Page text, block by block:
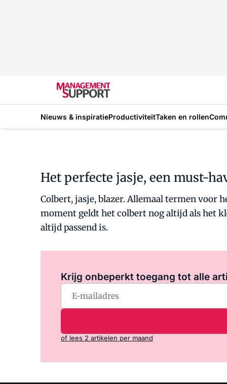
Nieuws & inspiratieProductiviteitTaken en rollen
Het perfecte jasje, een must-
Colbert, jasje, blazer. Allemaal termen voor
moment geldt het colbert nog altijd als het
altijd passend is.
Krijg onbeperkt toegang tot alle
of lees 2 artikelen per maand